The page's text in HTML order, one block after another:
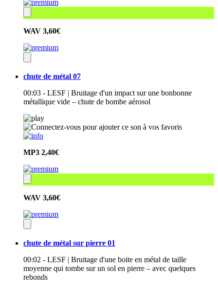
WAV 3,60€
chute de métal 07
00:03 - LESF | Bruitage d'un impact sur une bonbonne
métallique vide – chute de bombe aérosol
MP3 2,40€
WAV 3,60€
chute de métal sur pierre 01
00:02 - LESF | Bruitage d'une boite en métal de taille
moyenne qui tombe sur un sol en pierre – avec quelques
rebonds